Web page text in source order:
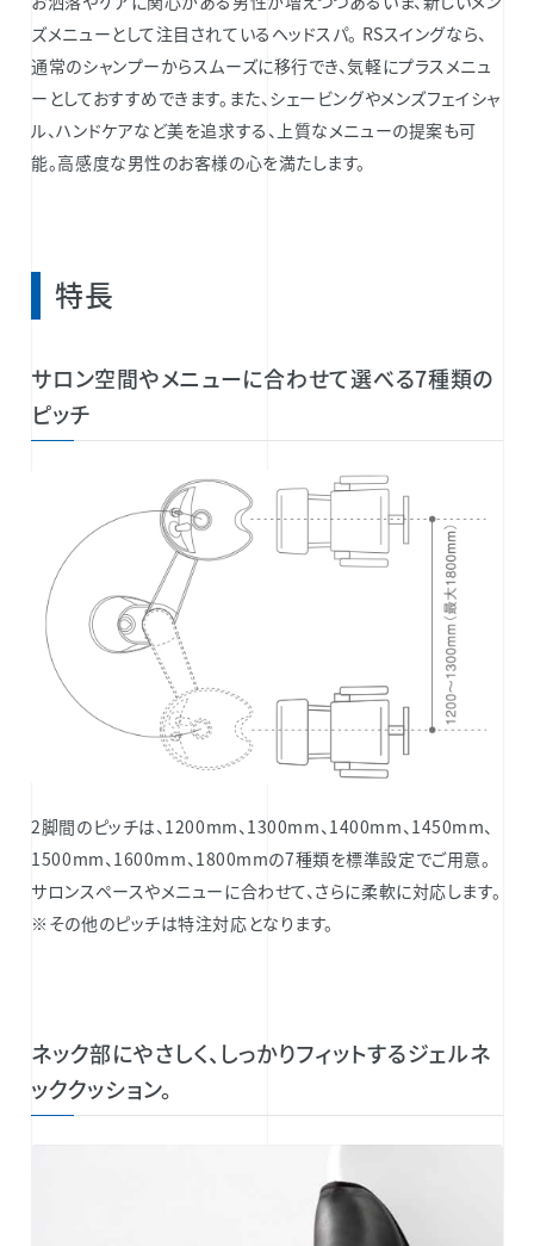
ズメニューとして注目されているヘッドスパ。 RSスイングなら、
通常のシャンプーからスムーズに移行でき、気軽にプラスメニュ
ーとしておすすめできます。また、シェービングやメンズフェイシャ
ル、ハンドケアなど美を追求する、上質なメニューの提案も可
能。高感度な男性のお客様の心を満たします。
特長
サロン空間やメニューに合わせて選べる7種類の
ピッチ
2脚間のピッチは、1200mm、1300mm、1400mm、1450mm、
1500mm、1600mm、1800mmの7種類を標準設定でご用意。
サロンスペースやメニューに合わせて、さらに柔軟に対応します。
※その他のピッチは特注対応となります。
ネック部にやさしく、しっかりフィットするジェルネ
ッククッション。